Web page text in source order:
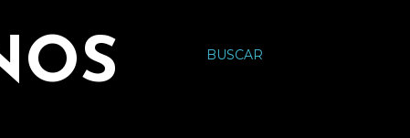
BUSCAR